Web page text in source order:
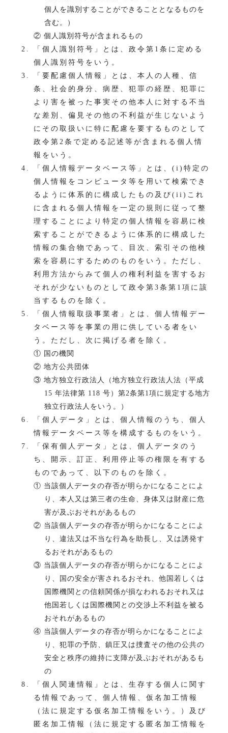
個人を識別することができることとなるものを
含む。）
② 個人識別符号が含まれるもの
「個人識別符号」とは、政令第1条に定める
個人識別符号をいう。
「要配慮個人情報」とは、本人の人種、信
条、社会的身分、病歴、犯罪の経歴、犯罪に
より害を被った事実その他本人に対する不当
な差別、偏見その他の不利益が生じないよう
にその取扱いに特に配慮を要するものとして
政令第2条で定める記述等が含まれる個人情
報をいう。
「個人情報データベース等」とは、(i)特定の
個人情報をコンピュータ等を用いて検索でき
るように体系的に構成したもの及び(ii)これ
に含まれる個人情報を一定の規則に従って整
理することにより特定の個人情報を容易に検
索することができるように体系的に構成した
情報の集合物であって、目次、索引その他検
索を容易にするためのものをいう。ただし、
利用方法からみて個人の権利利益を害するお
それが少ないものとして政令第3条第1項に該
当するものを除く。
「個人情報取扱事業者」とは、個人情報デー
タベース等を事業の用に供している者をい
う。ただし、次に掲げる者を除く。
① 国の機関
② 地方公共団体
③ 地方独立行政法人（地方独立行政法人法（平成
15 年法律第 118 号）第2条第1項に規定する地方
独立行政法人をいう。）
「個人データ」とは、個人情報のうち、個人
情報データベース等を構成するものをいう。
「保有個人データ」とは、個人データのう
ち、開示、訂正、利用停止等の権限を有する
ものであって、以下のものを除く。
① 当該個人データの存否が明らかになることによ
り、本人又は第三者の生命、身体又は財産に危
害が及ぶおそれがあるもの
② 当該個人データの存否が明らかになることによ
り、違法又は不当な行為を助長し、又は誘発す
るおそれがあるもの
③ 当該個人データの存否が明らかになることによ
り、国の安全が害されるおそれ、他国若しくは
国際機関との信頼関係が損なわれるおそれ又は
他国若しくは国際機関との交渉上不利益を被る
おそれがあるもの
④ 当該個人データの存否が明らかになることによ
り、犯罪の予防、鎮圧又は捜査その他の公共の
安全と秩序の維持に支障が及ぶおそれがあるも
の
「個人関連情報」とは、生存する個人に関す
る情報であって、個人情報、仮名加工情報
（法に規定する仮名加工情報をいう。）及び
匿名加工情報（法に規定する匿名加工情報を